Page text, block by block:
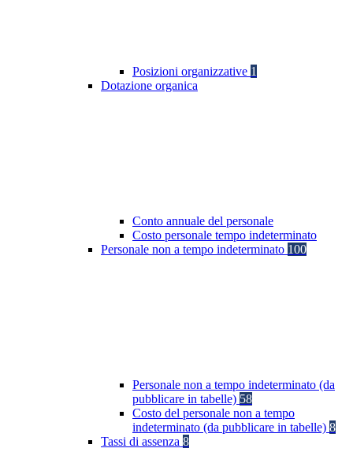
Posizioni organizzative 1
Dotazione organica
Conto annuale del personale
Costo personale tempo indeterminato
Personale non a tempo indeterminato 100
Personale non a tempo indeterminato (da
pubblicare in tabelle) 58
Costo del personale non a tempo
indeterminato (da pubblicare in tabelle) 8
Tassi di assenza 8